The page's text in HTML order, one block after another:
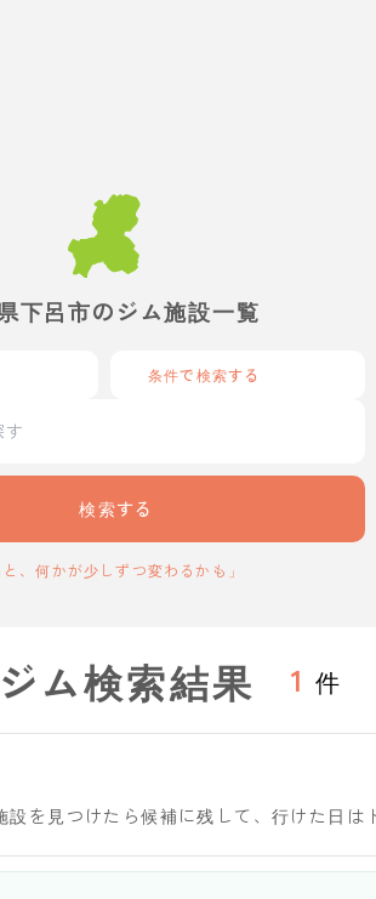
下呂市のジム施設一覧
条件で検索する
検索する
、何かが少しずつ変わるかも」
ム検索結果 1 件
を見つけたら候補に残して、行けた日は